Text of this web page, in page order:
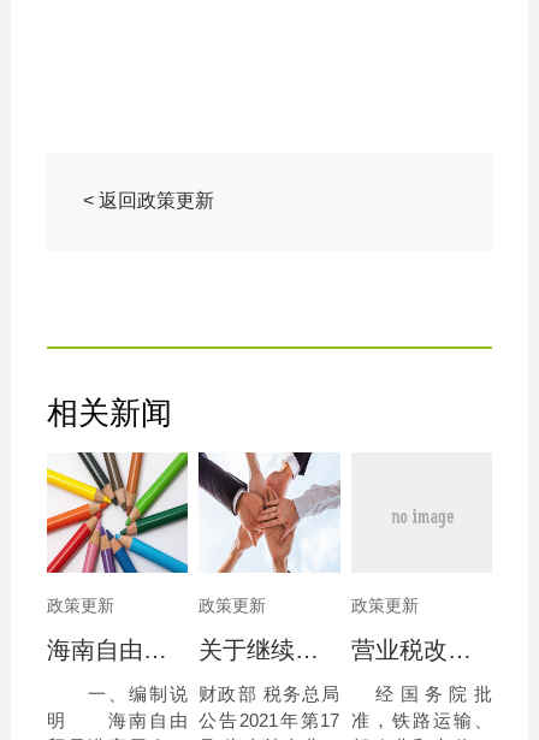
< 返回政策更新
相关新闻
政策更新
海南自由贸易港高层次人才分类标准(2020)
一、编制说
明 海南自由
政策更新
关于继续执行企业 事业单位改制重组有关契税政策的公告
财政部 税务总局
公告2021年第17
政策更新
营业税改征增值税跨境应税服务 增值税免税管理办法（试行）
经国务院批
准，铁路运输、